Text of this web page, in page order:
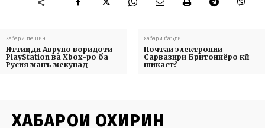
Хабари пешин
Иттиҳоди Аврупо воридоти
PlayStation ва Xbox-ро ба
Русия манъ мекунад
Хабари баъди
Почтаи электронии
Сарвазири Бритониёро кӣ
шикаст?
ХАБАРҲОИ ОХИРИН